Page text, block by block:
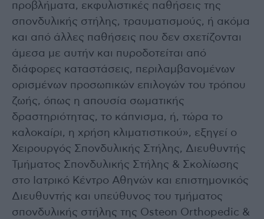
προβλήματα, εκφυλιστικές παθήσεις της
σπονδυλικής στήλης, τραυματισμούς, ή ακόμα
και από άλλες παθήσεις που δεν σχετίζονται
άμεσα με αυτήν και πυροδοτείται από
διάφορες καταστάσεις, περιλαμβανομένων
ορισμένων προσωπικών επιλογών του τρόπου
ζωής, όπως η απουσία σωματικής
δραστηριότητας, το κάπνισμα, ή, τώρα το
καλοκαίρι, η χρήση κλιματιστικού», εξηγεί ο
Χειρουργός Σπονδυλικής Στήλης, Διευθυντής
Τμήματος Σπονδυλικής Στήλης & Σκολίωσης
στο Ιατρικό Κέντρο Αθηνών και επιστημονικός
Διευθυντής και υπεύθυνος του τμήματος
σπονδυλικής στήλης της Osteon Orthopedic &